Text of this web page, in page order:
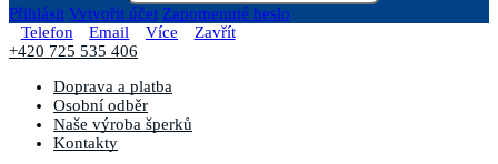
Přihlásit Vytvořit účet Zapomenuté heslo
Telefon
Email Více
Zavřít
+420 725 535 406
Doprava a platba
Osobní odběr
Naše výroba šperků
Kontakty